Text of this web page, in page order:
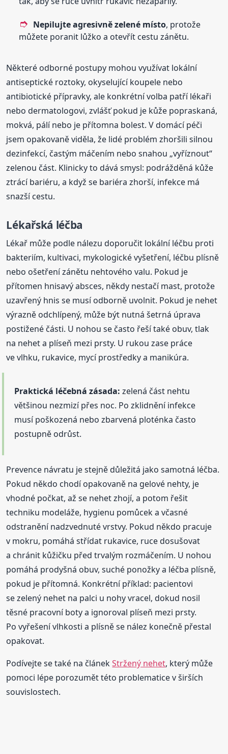
Nepilujte agresivně zelené místo, protože
můžete poranit lůžko a otevřít cestu zánětu.
Některé odborné postupy mohou využívat lokální
antiseptické roztoky, okyselující koupele nebo
antibiotické přípravky, ale konkrétní volba patří lékaři
nebo dermatologovi, zvlášť pokud je kůže popraskaná,
mokvá, pálí nebo je přítomna bolest. V domácí péči
jsem opakovaně viděla, že lidé problém zhoršili silnou
dezinfekcí, častým máčením nebo snahou „vyříznout“
zelenou část. Klinicky to dává smysl: podrážděná kůže
ztrácí bariéru, a když se bariéra zhorší, infekce má
snazší cestu.
Lékařská léčba
Lékař může podle nálezu doporučit lokální léčbu proti
bakteriím, kultivaci, mykologické vyšetření, léčbu plísně
nebo ošetření zánětu nehtového valu. Pokud je
přítomen hnisavý absces, někdy nestačí mast, protože
uzavřený hnis se musí odborně uvolnit. Pokud je nehet
výrazně odchlípený, může být nutná šetrná úprava
postižené části. U nohou se často řeší také obuv, tlak
na nehet a plíseň mezi prsty. U rukou zase práce
ve vlhku, rukavice, mycí prostředky a manikúra.
Praktická léčebná zásada: zelená část nehtu
většinou nezmizí přes noc. Po zklidnění infekce
musí poškozená nebo zbarvená ploténka často
postupně odrůst.
Prevence návratu je stejně důležitá jako samotná léčba.
Pokud někdo chodí opakovaně na gelové nehty, je
vhodné počkat, až se nehet zhojí, a potom řešit
techniku modeláže, hygienu pomůcek a včasné
odstranění nadzvednuté vrstvy. Pokud někdo pracuje
v mokru, pomáhá střídat rukavice, ruce dosušovat
a chránit kůžičku před trvalým rozmáčením. U nohou
pomáhá prodyšná obuv, suché ponožky a léčba plísně,
pokud je přítomná. Konkrétní příklad: pacientovi
se zelený nehet na palci u nohy vracel, dokud nosil
těsné pracovní boty a ignoroval plíseň mezi prsty.
Po vyřešení vlhkosti a plísně se nález konečně přestal
opakovat.
Podívejte se také na článekStržený nehet, který může
pomoci lépe porozumět této problematice v širších
souvislostech.